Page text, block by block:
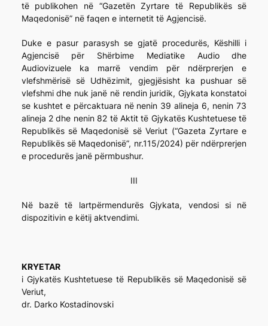
të publikohen në “Gazetën Zyrtare të Republikës së
Maqedonisë” në faqen e internetit të Agjencisë.
Duke e pasur parasysh se gjatë procedurës, Këshilli i
Agjencisë për Shërbime Mediatike Audio dhe
Audiovizuele ka marrë vendim për ndërprerjen e
vlefshmërisë së Udhëzimit, gjegjësisht ka pushuar së
vlefshmi dhe nuk janë në rendin juridik, Gjykata konstatoi
se kushtet e përcaktuara në nenin 39 alineja 6, nenin 73
alineja 2 dhe nenin 82 të Aktit të Gjykatës Kushtetuese të
Republikës së Maqedonisë së Veriut (“Gazeta Zyrtare e
Republikës së Maqedonisë”, nr.115/2024) për ndërprerjen
e procedurës janë përmbushur.
III
Në bazë të lartpërmendurës Gjykata, vendosi si në
dispozitivin e këtij aktvendimi.
KRYETAR
i Gjykatës Kushtetuese të Republikës së Maqedonisë së
Veriut,
dr. Darko Kostadinovski